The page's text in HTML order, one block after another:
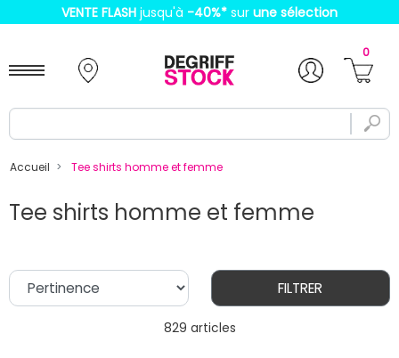
VENTE FLASH jusqu'à -40%* sur une sélection
0
Accueil Tee shirts homme et femme
Tee shirts homme et femme
829 articles
FILTRER